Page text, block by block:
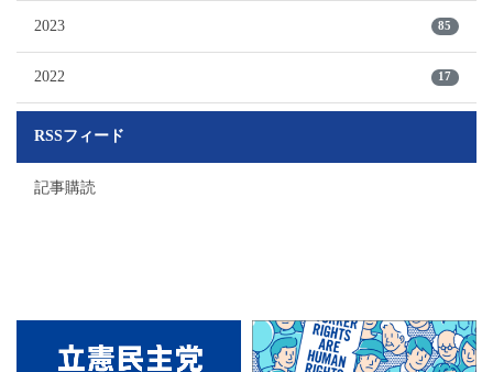
2023 85
2022 17
RSSフィード
記事購読